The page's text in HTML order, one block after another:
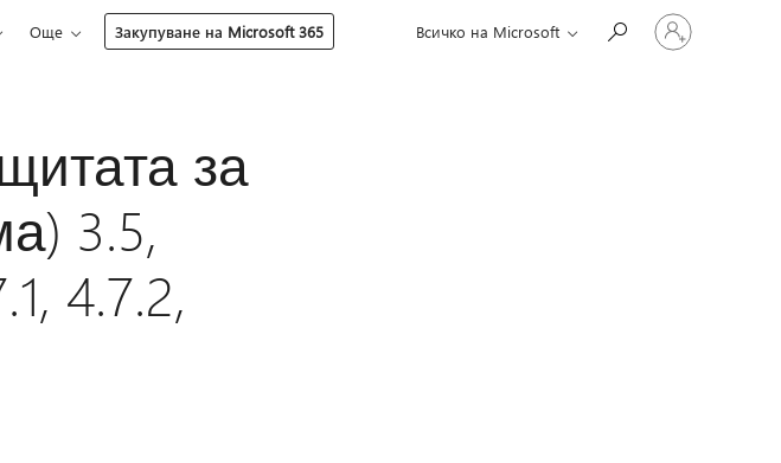
Още Закупуване на Microsoft 365 Всичко на Microsoft
Влезте
във
вашия
за
3.5,
4.7.2,